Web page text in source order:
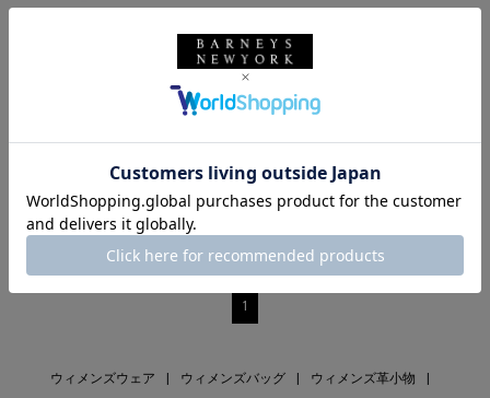
きトングサンダル
¥42,900
¥30,030 30% OFF
SALE
IL SANDALO OF CAPRI
きトングサンダル
¥42,900
1
ウィメンズウェア ウィメンズバッグ ウィメンズ革小物